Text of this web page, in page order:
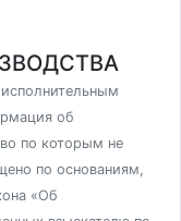
об
по которым не
по основаниям,
«Об